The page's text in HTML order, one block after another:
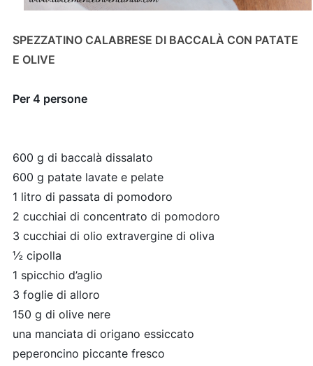
SPEZZATINO CALABRESE DI BACCALÀ CON PATATE
E OLIVE
Per 4 persone
600 g di baccalà dissalato
600 g patate lavate e pelate
1 litro di passata di pomodoro
2 cucchiai di concentrato di pomodoro
3 cucchiai di olio extravergine di oliva
½ cipolla
1 spicchio d’aglio
3 foglie di alloro
150 g di olive nere
una manciata di origano essiccato
peperoncino piccante fresco